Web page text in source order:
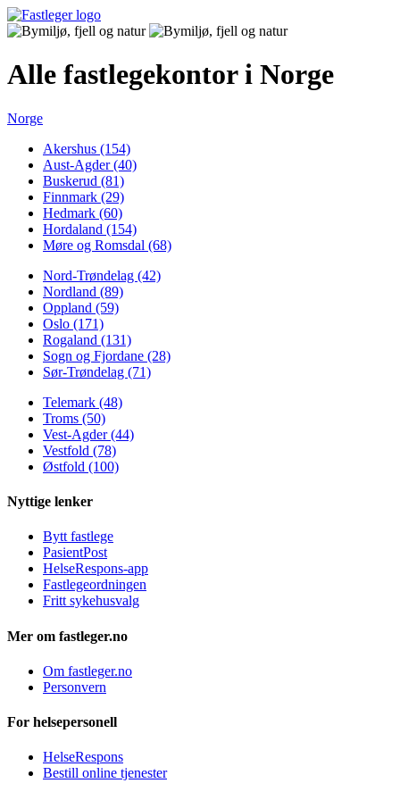
Alle fastlegekontor i Norge
Norge
Akershus (154)
Aust-Agder (40)
Buskerud (81)
Finnmark (29)
Hedmark (60)
Hordaland (154)
Møre og Romsdal (68)
Nord-Trøndelag (42)
Nordland (89)
Oppland (59)
Oslo (171)
Rogaland (131)
Sogn og Fjordane (28)
Sør-Trøndelag (71)
Telemark (48)
Troms (50)
Vest-Agder (44)
Vestfold (78)
Østfold (100)
Nyttige lenker
Bytt fastlege
PasientPost
HelseRespons-app
Fastlegeordningen
Fritt sykehusvalg
Mer om fastleger.no
Om fastleger.no
Personvern
For helsepersonell
HelseRespons
Bestill online tjenester